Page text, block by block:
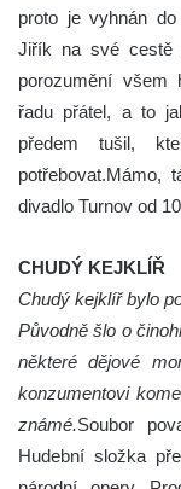
proto je vyhnán
Jiřík na své cestě
porozumění všem
řadu přátel, a to
předem tušil,
potřebovat.Mámo,
divadlo Turnov od
CHUDÝ KEJKLÍŘ
Chudý kejklíř bylo
Původně šlo o
některé dějové
konzumentovi
známé.Soubor
Hudební složka